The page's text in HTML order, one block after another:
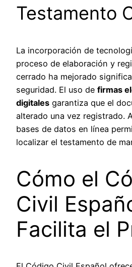
Testamento
La incorporación de
proceso de elaboración y
cerrado ha mejorado
seguridad. El uso de firmas
digitales garantiza que el
alterado una vez registrado.
bases de datos en línea
localizar el testamento de
Cómo el
Civil
Facilita el